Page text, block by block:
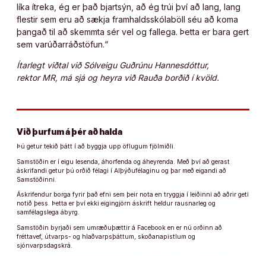
líka ítreka, ég er það bjartsýn, að ég trúi því að lang, lang
flestir sem eru að sækja framhaldsskólaböll séu að koma
þangað til að skemmta sér vel og fallega. Þetta er bara gert
sem varúðarráðstöfun.“
Ítarlegt viðtal við Sólveigu Guðrúnu Hannesdóttur,
rektor MR, má sjá og heyra við Rauða borðið í kvöld.
Við þurfum á þér að halda
Þú getur tekið þátt í að byggja upp öflugum fjölmiðli.
Samstöðin er í eigu lesenda, áhorfenda og áheyrenda. Með því að gerast
áskrifandi getur þú orðið félagi í Alþýðufélaginu og þar með eigandi að
Samstöðinni.
Áskrifendur borga fyrir það efni sem þeir nota en tryggja í leiðinni að aðrir geti
notið þess. Þetta er því ekki eigingjörn áskrift heldur rausnarleg og
samfélagslega ábyrg.
Samstöðin byrjaði sem umræðuþættir á Facebook en er nú orðinn að
fréttavef, útvarps- og hlaðvarpsþáttum, skoðanapistlum og
sjónvarpsdagskrá.